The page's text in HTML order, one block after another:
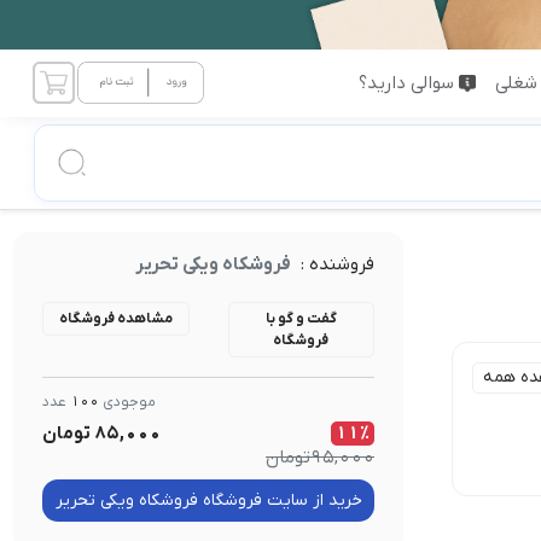
سوالی دارید؟
همه
فروشنده : فروشکاه ویکی تحریر
گفت و گو با
فروشگاه
مشاهده فروشگاه
موجودی 100 عدد
11٪ 85,000 تومان
95,000تومان
خرید از سایت فروشگاه فروشکاه ویکی تحریر